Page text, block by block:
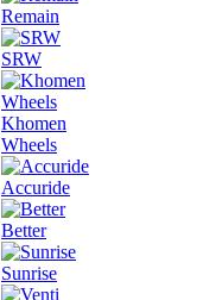
Remain
SRW
Khomen
Wheels
Accuride
Better
Sunrise